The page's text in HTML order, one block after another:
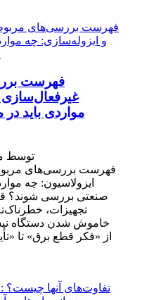
فهرست
مواردی باید
توسط مدیر
فهرست بررسی‌های
ایزولاسیون: چه
صنعتی بررسی شوند؟
تجهیزات،
خاموش شدن دستگاه
از «فکر قطع برق» تا